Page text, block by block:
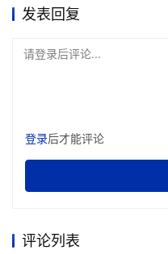
发表回复
请登录后评论...
登录后才能评论
评论列表